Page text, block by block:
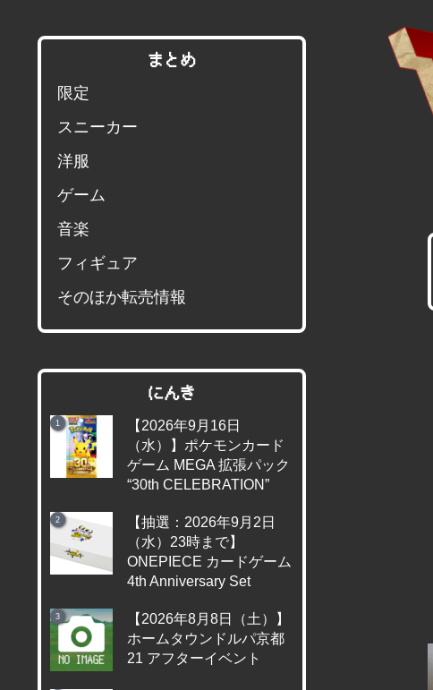
まとめ
限定
スニーカー
洋服
ゲーム
音楽
フィギュア
そのほか転売情報
にんき
【2026年9月16日
（水）】ポケモンカード
ゲーム MEGA 拡張パック
“30th CELEBRATION”
【抽選：2026年9月2日
（水）23時まで】
ONEPIECE カードゲーム
4th Anniversary Set
【2026年8月8日（土）】
ホームタウンドルパ京都
21 アフターイベント